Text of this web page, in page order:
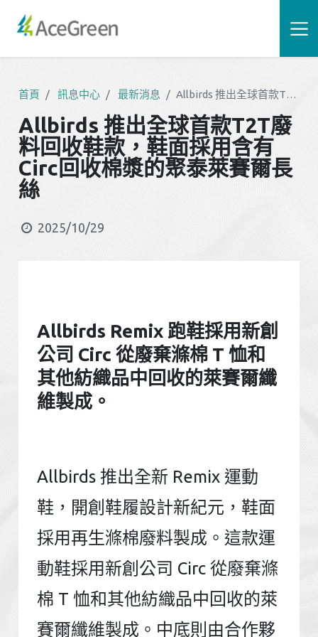
首頁 訊息中心 最新消息 Allbirds 推出全球首款T2T廢料回收鞋款，鞋面採用含有Circ回收棉漿的聚泰萊賽爾長絲
Allbirds 推出全球首款T2T廢
料回收鞋款，鞋面採用含有
Circ回收棉漿的聚泰萊賽爾長
絲
2025/10/29
Allbirds Remix 跑鞋採用新創
公司 Circ 從廢棄滌棉 T 恤和
其他紡織品中回收的萊賽爾纖
維製成。
Allbirds 推出全新 Remix 運動
鞋，開創鞋履設計新紀元，鞋面
採用再生滌棉廢料製成。這款運
動鞋採用新創公司 Circ 從廢棄滌
棉 T 恤和其他紡織品中回收的萊
賽爾纖維製成。中底則由合作夥